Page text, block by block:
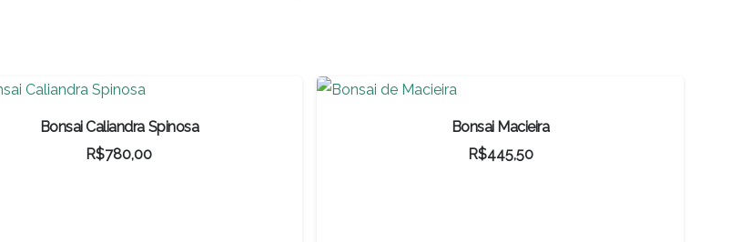
Bonsai Caliandra Spinosa
R$780,00
Bonsai Macieira
R$445,50